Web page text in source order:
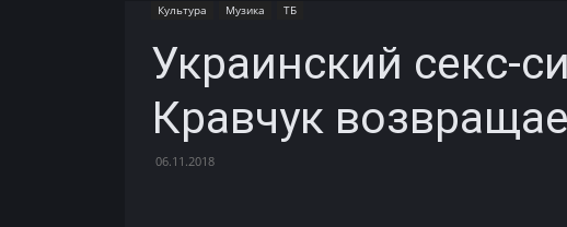
Культура Музика ТБ
Украинский секс-
Кравчук
06.11.2018